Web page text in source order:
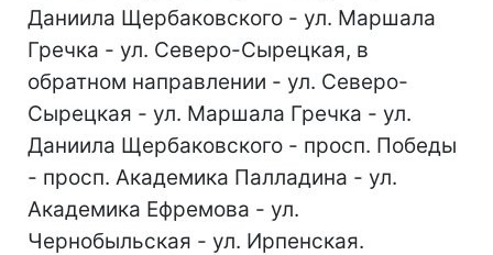
Даниила Щербаковского - ул. Маршала
Гречка - ул. Северо-Сырецкая, в
обратном направлении - ул. Северо-
Сырецкая - ул. Маршала Гречка - ул.
Даниила Щербаковского - просп. Победы
- просп. Академика Палладина - ул.
Академика Ефремова - ул.
Чернобыльская - ул. Ирпенская.